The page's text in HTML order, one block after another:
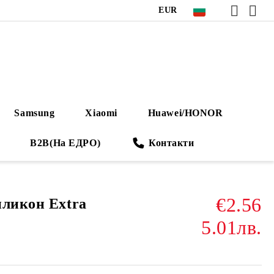
EUR
Samsung Xiaomi Huawei/HONOR
B2B(На ЕДРО) Контакти
Extra
€2.56
5.01лв.